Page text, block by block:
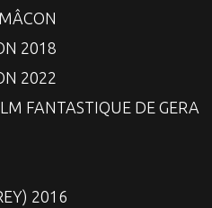
2018
2022
FANTASTIQUE DE GERA
2016